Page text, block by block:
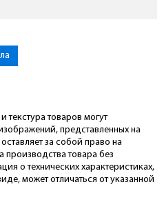
текстура товаров могут
представленных на
за собой право на
производства товара без
о технических характеристиках,
может отличаться от указанной